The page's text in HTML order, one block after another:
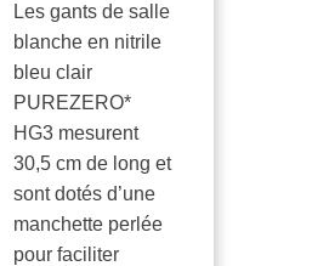
Les gants de salle
blanche en nitrile
bleu clair
PUREZERO*
HG3 mesurent
30,5 cm de long et
sont dotés d’une
manchette perlée
pour faciliter